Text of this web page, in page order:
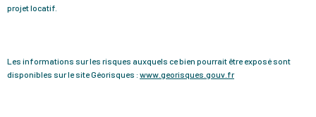
projet locatif.
Les informations sur les risques auxquels ce bien pourrait être exposé sont
disponibles sur le site Géorisques : www.georisques.gouv.fr